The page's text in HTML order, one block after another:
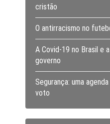
cristão
O antirracismo no
A Covid-19 no Brasil e
governo
Segurança: uma
voto